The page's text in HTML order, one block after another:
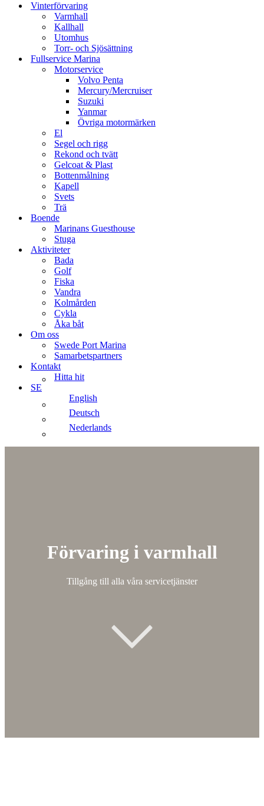
Vinterförvaring
Varmhall
Kallhall
Utomhus
Torr- och Sjösättning
Fullservice Marina
Motorservice
Volvo Penta
Mercury/Mercruiser
Suzuki
Yanmar
Övriga motormärken
El
Segel och rigg
Rekond och tvätt
Gelcoat & Plast
Bottenmålning
Kapell
Svets
Trä
Boende
Marinans Guesthouse
Stuga
Aktiviteter
Bada
Golf
Fiska
Vandra
Kolmården
Cykla
Åka båt
Om oss
Swede Port Marina
Samarbetspartners
Kontakt
Hitta hit
SE
English
Deutsch
Nederlands
Förvaring i varmhall
Tillgång till alla våra servicetjänster